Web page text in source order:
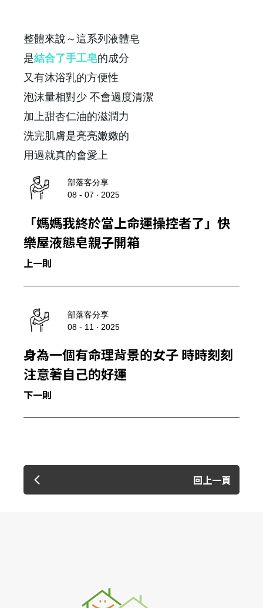
部落客分享
08 - 07 ‧ 2025
「媽媽我終於當上命運操控者了」快
樂屋液態皂親子開箱
上一則
部落客分享
08 - 11 ‧ 2025
身為一個有命理背景的女子 時時刻刻
注意著自己的好運
下一則
回上一頁
整體來說～這系列液體皂
是結合了手工皂的成分
又有沐浴乳的方便性
泡沫量相對少 不會過度清潔
加上甜杏仁油的滋潤力
洗完肌膚是亮亮嫩嫩的
用過就真的會愛上